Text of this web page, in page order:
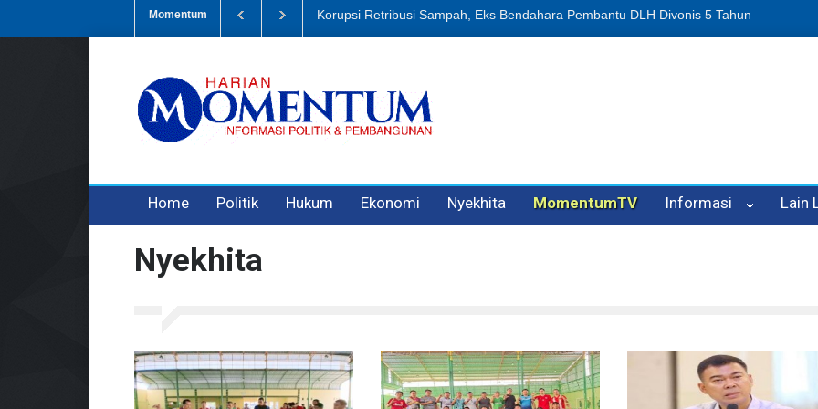
Momentum Dugaan Penipuan Oleh Oknum Kadis, Kuasa Hukum Pelapor Desak Polisi Tetapkan P-
Home Politik Hukum Ekonomi Nyekhita MomentumTV Informasi Lain
Nyekhita